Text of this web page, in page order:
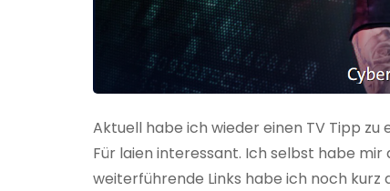
Aktuell habe ich wieder einen TV Tipp
Für laien interessant. Ich selbst habe
weiterführende Links habe ich noch kurz